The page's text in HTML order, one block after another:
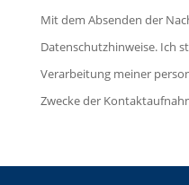
e
e
r
.
e
l
d
l
e
e
s
e
s
Mit dem Absenden der
Datenschutzhinweise. Ich
Verarbeitung meiner
Zwecke der